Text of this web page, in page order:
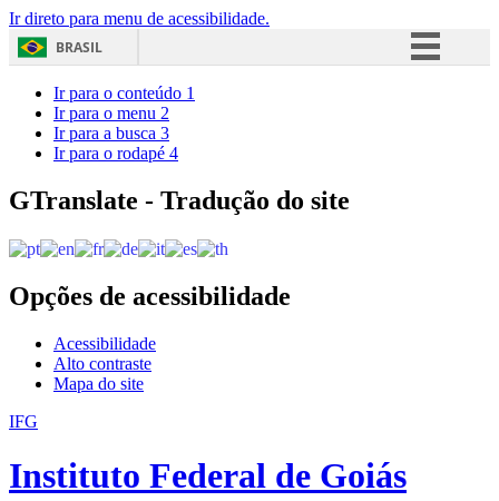
Ir direto para menu de acessibilidade.
BRASIL
Acesso à informação
Ir para o conteúdo 1
Ir para o menu 2
Ir para a busca 3
Ir para o rodapé 4
GTranslate - Tradução do site
Opções de acessibilidade
Acessibilidade
Alto contraste
Mapa do site
IFG
Instituto Federal de Goiás